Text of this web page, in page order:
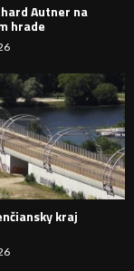
A
N
I
E
Autner na
hrade
kraj